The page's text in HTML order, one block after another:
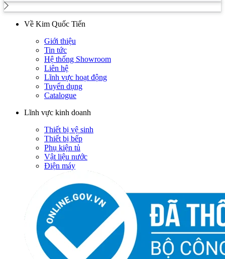
Về Kim Quốc Tiến
Giới thiệu
Tin tức
Hệ thống Showroom
Liên hệ
Lĩnh vực hoạt động
Tuyển dụng
Catalogue
Lĩnh vực kinh doanh
Thiết bị vệ sinh
Thiết bị bếp
Phụ kiện tủ
Vật liệu nước
Điện máy